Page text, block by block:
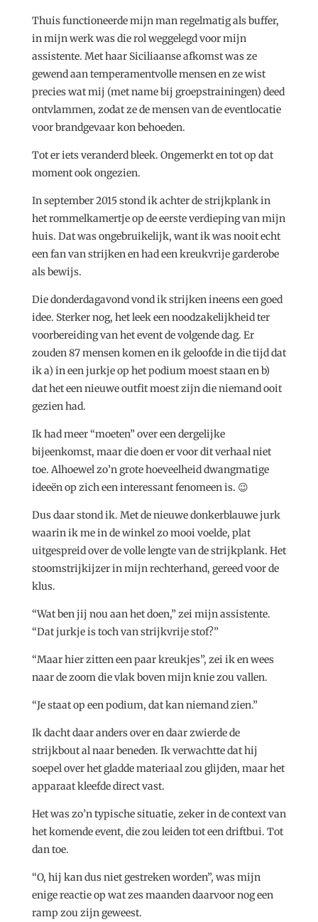
Thuis functioneerde mijn man regelmatig als buffer,
in mijn werk was die rol weggelegd voor mijn
assistente. Met haar Siciliaanse afkomst was ze
gewend aan temperamentvolle mensen en ze wist
precies wat mij (met name bij groepstrainingen) deed
ontvlammen, zodat ze de mensen van de eventlocatie
voor brandgevaar kon behoeden.
Tot er iets veranderd bleek. Ongemerkt en tot op dat
moment ook ongezien.
In september 2015 stond ik achter de strijkplank in
het rommelkamertje op de eerste verdieping van mijn
huis. Dat was ongebruikelijk, want ik was nooit echt
een fan van strijken en had een kreukvrije garderobe
als bewijs.
Die donderdagavond vond ik strijken ineens een goed
idee. Sterker nog, het leek een noodzakelijkheid ter
voorbereiding van het event de volgende dag. Er
zouden 87 mensen komen en ik geloofde in die tijd dat
ik a) in een jurkje op het podium moest staan en b)
dat het een nieuwe outfit moest zijn die niemand ooit
gezien had.
Ik had meer “moeten” over een dergelijke
bijeenkomst, maar die doen er voor dit verhaal niet
toe. Alhoewel zo’n grote hoeveelheid dwangmatige
ideeën op zich een interessant fenomeen is. 😉
Dus daar stond ik. Met de nieuwe donkerblauwe jurk
waarin ik me in de winkel zo mooi voelde, plat
uitgespreid over de volle lengte van de strijkplank. Het
stoomstrijkijzer in mijn rechterhand, gereed voor de
klus.
“Wat ben jij nou aan het doen,” zei mijn assistente.
“Dat jurkje is toch van strijkvrije stof?”
“Maar hier zitten een paar kreukjes”, zei ik en wees
naar de zoom die vlak boven mijn knie zou vallen.
“Je staat op een podium, dat kan niemand zien.”
Ik dacht daar anders over en daar zwierde de
strijkbout al naar beneden. Ik verwachtte dat hij
soepel over het gladde materiaal zou glijden, maar het
apparaat kleefde direct vast.
Het was zo’n typische situatie, zeker in de context van
het komende event, die zou leiden tot een driftbui. Tot
dan toe.
“O, hij kan dus niet gestreken worden”, was mijn
enige reactie op wat zes maanden daarvoor nog een
ramp zou zijn geweest.